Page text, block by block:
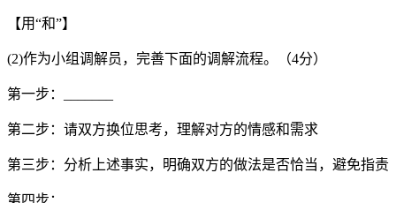
【用“和”】
(2)作为小组调解员，完善下面的调解流程。（4分）
第一步：_______
第二步：请双方换位思考，理解对方的情感和需求
第三步：分析上述事实，明确双方的做法是否恰当，避免指责
第四步：_______